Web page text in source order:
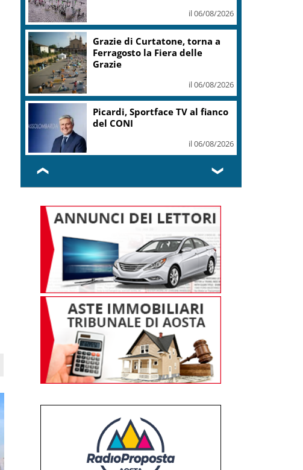
il 06/08/2026
Grazie di Curtatone, torna a
Ferragosto la Fiera delle
Grazie
il 06/08/2026
Picardi, Sportface TV al fianco
del CONI
il 06/08/2026
❮ ❯